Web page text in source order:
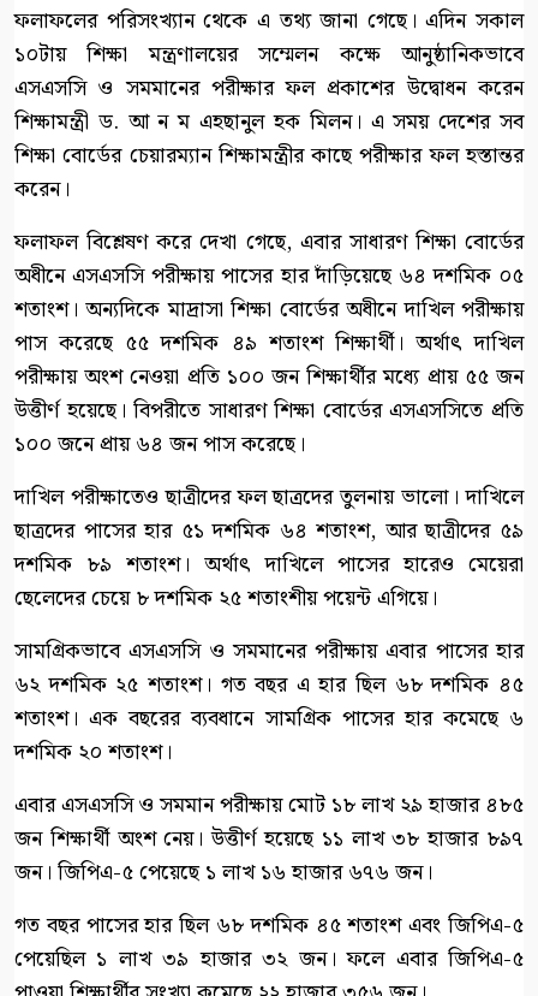
ফলাফলের পরিসংখ্যান থেকে এ তথ্য জানা গেছে। এদিন সকাল
১০টায় শিক্ষা মন্ত্রণালয়ের সম্মেলন কক্ষে আনুষ্ঠানিকভাবে
এসএসসি ও সমমানের পরীক্ষার ফল প্রকাশের উদ্বোধন করেন
শিক্ষামন্ত্রী ড. আ ন ম এহছানুল হক মিলন। এ সময় দেশের সব
শিক্ষা বোর্ডের চেয়ারম্যান শিক্ষামন্ত্রীর কাছে পরীক্ষার ফল হস্তান্তর
করেন।
ফলাফল বিশ্লেষণ করে দেখা গেছে, এবার সাধারণ শিক্ষা বোর্ডের
অধীনে এসএসসি পরীক্ষায় পাসের হার দাঁড়িয়েছে ৬৪ দশমিক ০৫
শতাংশ। অন্যদিকে মাদ্রাসা শিক্ষা বোর্ডের অধীনে দাখিল পরীক্ষায়
পাস করেছে ৫৫ দশমিক ৪৯ শতাংশ শিক্ষার্থী। অর্থাৎ দাখিল
পরীক্ষায় অংশ নেওয়া প্রতি ১০০ জন শিক্ষার্থীর মধ্যে প্রায় ৫৫ জন
উত্তীর্ণ হয়েছে। বিপরীতে সাধারণ শিক্ষা বোর্ডের এসএসসিতে প্রতি
১০০ জনে প্রায় ৬৪ জন পাস করেছে।
দাখিল পরীক্ষাতেও ছাত্রীদের ফল ছাত্রদের তুলনায় ভালো। দাখিলে
ছাত্রদের পাসের হার ৫১ দশমিক ৬৪ শতাংশ, আর ছাত্রীদের ৫৯
দশমিক ৮৯ শতাংশ। অর্থাৎ দাখিলে পাসের হারেও মেয়েরা
ছেলেদের চেয়ে ৮ দশমিক ২৫ শতাংশীয় পয়েন্ট এগিয়ে।
সামগ্রিকভাবে এসএসসি ও সমমানের পরীক্ষায় এবার পাসের হার
৬২ দশমিক ২৫ শতাংশ। গত বছর এ হার ছিল ৬৮ দশমিক ৪৫
শতাংশ। এক বছরের ব্যবধানে সামগ্রিক পাসের হার কমেছে ৬
দশমিক ২০ শতাংশ।
এবার এসএসসি ও সমমান পরীক্ষায় মোট ১৮ লাখ ২৯ হাজার ৪৮৫
জন শিক্ষার্থী অংশ নেয়। উত্তীর্ণ হয়েছে ১১ লাখ ৩৮ হাজার ৮৯৭
জন। জিপিএ-৫ পেয়েছে ১ লাখ ১৬ হাজার ৬৭৬ জন।
গত বছর পাসের হার ছিল ৬৮ দশমিক ৪৫ শতাংশ এবং জিপিএ-৫
পেয়েছিল ১ লাখ ৩৯ হাজার ৩২ জন। ফলে এবার জিপিএ-৫